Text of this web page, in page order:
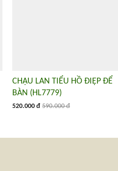
CHẬU LAN TIỂU HỒ ĐIỆP ĐỂ
BÀN (HL7779)
520.000 đ 590.000 đ